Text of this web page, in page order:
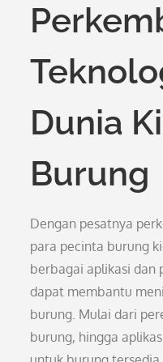
Dunia
Burung
Dengan pesatnya
para pecinta burung
berbagai aplikasi dan
dapat membantu
burung. Mulai dari
burung, hingga